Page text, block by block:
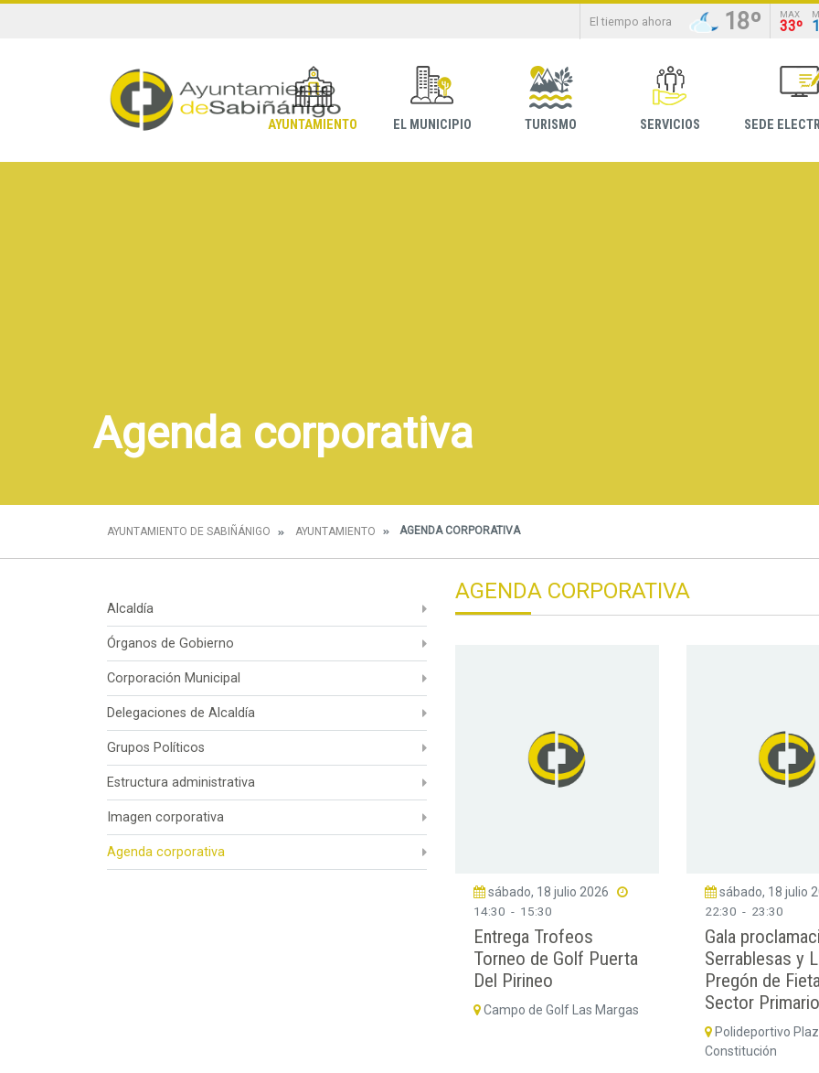
El tiempo ahora 18º MAX
33º
AYUNTAMIENTO EL MUNICIPIO TURISMO SERVICIOS SEDE
Agenda corporativa
AYUNTAMIENTO DE SABIÑÁNIGO AYUNTAMIENTO AGENDA CORPORATIVA
Alcaldía
Órganos de Gobierno
Corporación Municipal
Delegaciones de Alcaldía
Grupos Políticos
Estructura administrativa
Imagen corporativa
Agenda corporativa
AGENDA CORPORATIVA
sábado, 18 julio 2026
14:30 - 15:30
Entrega Trofeos
Torneo de Golf Puerta
Del Pirineo
Campo de Golf Las Margas
sábado, 18 julio
22:30 - 23:30
Gala
Serrablesas y
Pregón de
Sector Primario
Polideportivo
Constitución